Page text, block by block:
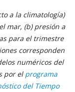
a la climatología)
mar, (b) presión a
para el trimestre
corresponden
numéricos del
por el programa
del Tiempo